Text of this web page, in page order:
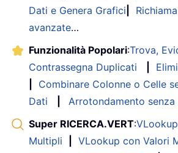
Dati e Genera Grafici
avanzate…
Funzionalità Popolari:Trova,
Contrassegna Duplicati
Combinare Colonne o Celle
Dati
Arrotondamento
Super RICERCA.VERT:
Multipli
VLookup con Valori